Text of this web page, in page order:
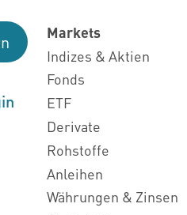
Markets
Indizes & Aktien
Fonds
ETF
Derivate
Rohstoffe
Anleihen
Währungen & Zinsen